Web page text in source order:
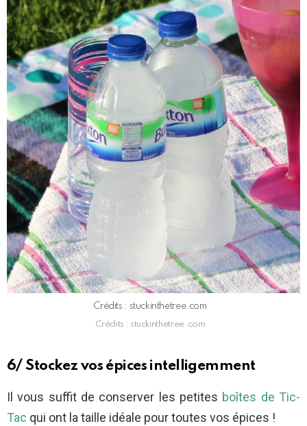
Crédits : stuckinthetree.com
Crédits : stuckinthetree.com
6/ Stockez vos épices intelligemment
Il vous suffit de conserver les petites boîtes de Tic-
Tac qui ont la taille idéale pour toutes vos épices !